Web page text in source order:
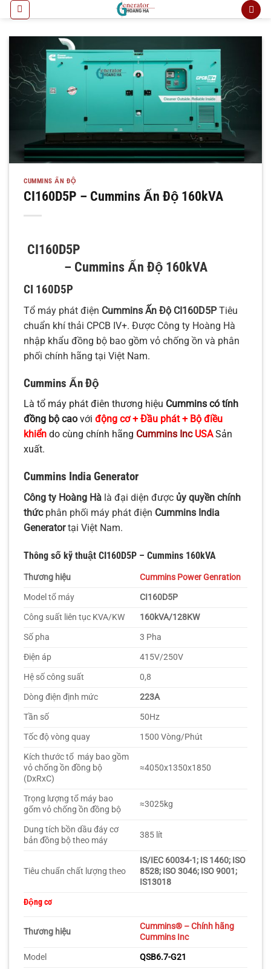
qua
nội
dung
CUMMINS ẤN ĐỘ
CI160D5P – Cummins Ấn Độ 160kVA
CI160D5P
– Cummins Ấn Độ 160kVA
CI 160D5P
Tổ máy phát điện Cummins Ấn Độ CI160D5PTiêu
chuẩn khí thải CPCB IV+. Được Công ty Hoàng Hà
nhập khẩu đồng bộ bao gồm vỏ chống ồn và phân
phối chính hãng tại Việt Nam.
Cummins Ấn Độ
Là tổ máy phát điên thương hiệu Cummins có tính
đồng bộ cao với động cơ + Đầu phát + Bộ điều
khiển do cùng chính hãng Cummins IncUSASản
xuất.
Cummins India Generator
Công ty Hoàng Hà là đại diện được ủy quyền chính
thứcphân phối máy phát điện Cummins India
Generatortại Việt Nam.
Thông số kỹ thuật CI160D5P – Cummins 160kVA
Thương hiệu
Cummins Power Genration
Model tổ máy
CI160D5P
Công suất liên tục KVA/KW
160kVA/128KW
Số pha
3 Pha
Điện áp
415V/250V
Hệ số công suất
0,8
Dòng điện định mức
223A
Tần số
50Hz
Tốc độ vòng quay
1500 Vòng/Phút
Kích thước tổ máy bao gồm
vỏ chống ồn đồng bộ
(DxRxC)
≈4050x1350x1850
Trọng lượng tổ máy bao
gổm vỏ chống ồn đồng bộ
≈3025kg
Dung tích bồn dầu đáy cơ
bản đồng bộ theo máy
385 lít
Tiêu chuẩn chất lượng theo
IS/IEC 60034-1; IS 1460; ISO
8528; ISO 3046; ISO 9001;
IS13018
Động cơ
Thương hiệu
Cummins® – Chính hãng
Cummins Inc
Model
QSB6.7-G21